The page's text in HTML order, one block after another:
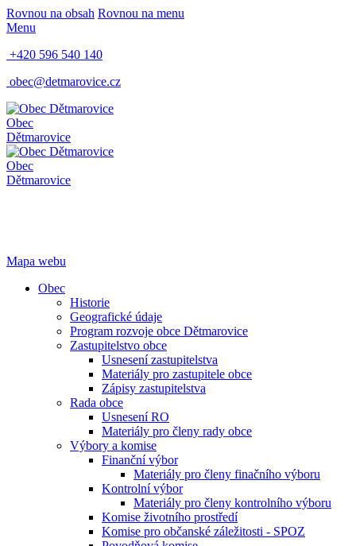
Rovnou na obsah Rovnou na menu
Menu
+420 596 540 140
obec@detmarovice.cz
Obec
Dětmarovice
Obec
Dětmarovice
Mapa webu
Obec
Historie
Geografické údaje
Program rozvoje obce Dětmarovice
Zastupitelstvo obce
Usnesení zastupitelstva
Materiály pro zastupitele obce
Zápisy zastupitelstva
Rada obce
Usnesení RO
Materiály pro členy rady obce
Výbory a komise
Finanční výbor
Materiály pro členy finačního výboru
Kontrolní výbor
Materiály pro členy kontrolního výboru
Komise životního prostředí
Komise pro občanské záležitosti - SPOZ